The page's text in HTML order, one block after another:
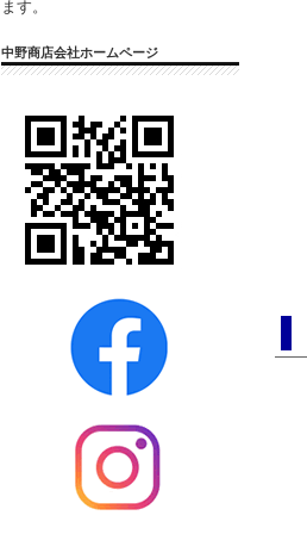
ます。
中野商店会社ホームページ